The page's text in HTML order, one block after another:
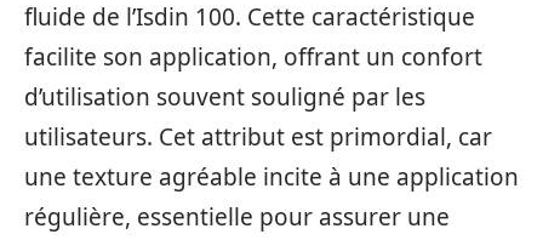
fluide de l’Isdin 100. Cette caractéristique
facilite son application, offrant un confort
d’utilisation souvent souligné par les
utilisateurs. Cet attribut est primordial, car
une texture agréable incite à une application
régulière, essentielle pour assurer une